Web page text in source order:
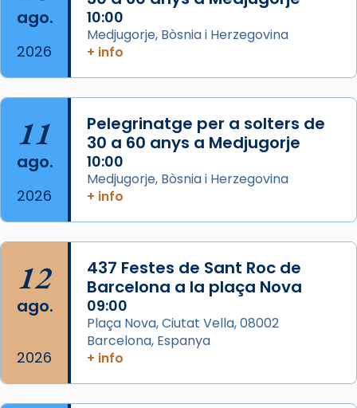
Aquest dilluns, 27 de juliol, ha tingut lloc la
missa d’acció de gràcies en agraïment al
comitè organitzador de la visita apostòlica
del Sant Pare Lleó XIV a Barcelona, i als
col·laboradors, a la Catedral de Barcelona.
L’arquebisbe de Barcelona, el cardenal Joan
Josep Omella, ha presidit la missa i l’ha
concelebrat el bisbe auxiliar de Barcelona,
Mons. David Abadías.
📸 Dr. G. Simón
Foto
View on Facebook · Share
Arquebisbat de Barcelona
2 weeks ago
Memòria de les santes Juliana i
Acompanyant la història de sant Cugat, a
ago.
2026
10:00
Medjugorje, Bòsnia i Herzegovina
+ info
11
ago.
2026
Pelegrinatge per a solters de
30 a 60 anys a Medjugorje
10:00
Medjugorje, Bòsnia i Herzegovina
+ info
12
ago.
2026
437 Festes de Sant Roc de
Barcelona a la plaça Nova
09:00
Plaça Nova, Ciutat Vella, 08002
Barcelona, Espanya
+ info